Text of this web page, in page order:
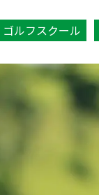
ゴルフスクール